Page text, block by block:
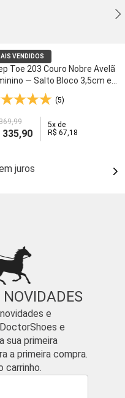
VENDIDOS
Toe 203 Couro Nobre Avelã
— Salto Bloco 3,5cm e
Anti-Impacto - 203
(5)
,99
335,90
5x de
R$ 67,18
juros
NOVIDADES
e
e
sua primeira
a primeira compra.
carrinho.